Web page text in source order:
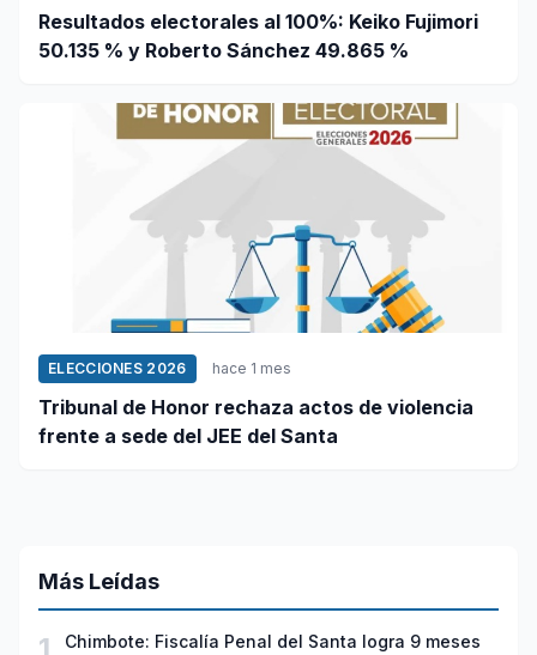
Resultados electorales al 100%: Keiko Fujimori
50.135 % y Roberto Sánchez 49.865 %
ELECCIONES 2026 hace 1 mes
Tribunal de Honor rechaza actos de violencia
frente a sede del JEE del Santa
Más Leídas
Chimbote: Fiscalía Penal del Santa logra 9 meses